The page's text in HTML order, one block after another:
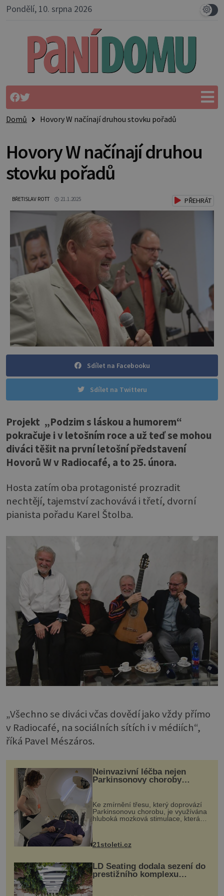
Pondělí, 10. srpna 2026
Domů Hovory W načínají druhou stovku pořadů
Hovory W načínají druhou
stovku pořadů
BŘETISLAV ROTT 21.1.2025 PŘEHRÁT
Sdílet na Facebooku
Sdílet na Twitteru
Projekt „Podzim s láskou a humorem“
pokračuje i v letošním roce a už teď se mohou
diváci těšit na první letošní představení
Hovorů W v Radiocafé, a to 25. února.
Hosta zatím oba protagonisté prozradit
nechtějí, tajemství zachovává i třetí, dvorní
pianista pořadu Karel Štolba.
„Všechno se diváci včas dovědí jako vždy přímo
v Radiocafé, na sociálních sítích i v médiích“,
říká Pavel Mészáros.
Neinvazivní léčba nejen
Parkinsonovy choroby
Ke zmírnění třesu, který doprovází
Parkinsonovu chorobu, je využívána
hluboká mozková stimulace, která
však vyžaduje vysoce invazivní
k dostatečně přesnému zacílení ...
21stoleti.cz
LD Seating dodala sezení do
prestižního komplexu
MediaCityUK v Salfordu